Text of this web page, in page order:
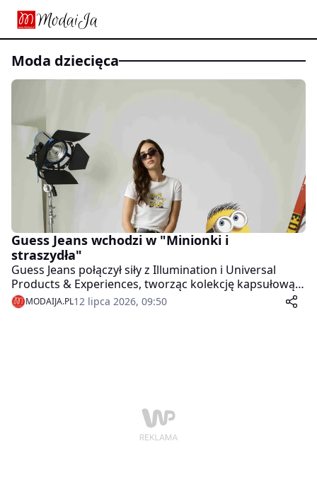
moda dziecięca
Guess Jeans wchodzi w "Minionki i
straszydła"
Guess Jeans połączył siły z Illumination i Universal
Products & Experiences, tworząc kolekcję kapsułową
inspirowaną filmem "Minionki i straszydła"
MODAIJA.PL12 lipca 2026, 09:50